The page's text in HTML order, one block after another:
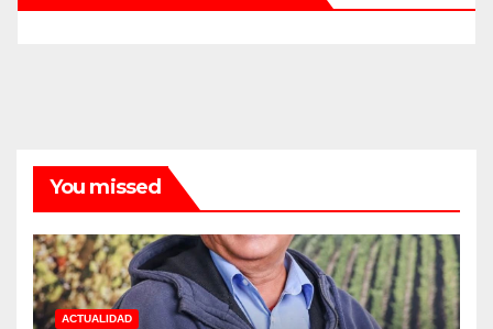
You missed
ACTUALIDAD